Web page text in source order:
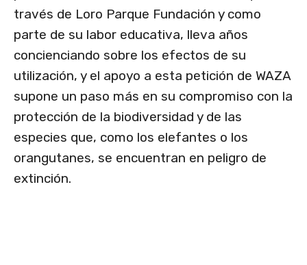
través de Loro Parque Fundación y como
parte de su labor educativa, lleva años
concienciando sobre los efectos de su
utilización, y el apoyo a esta petición de WAZA
supone un paso más en su compromiso con la
protección de la biodiversidad y de las
especies que, como los elefantes o los
orangutanes, se encuentran en peligro de
extinción.